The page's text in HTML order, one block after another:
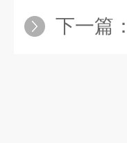
下一篇：